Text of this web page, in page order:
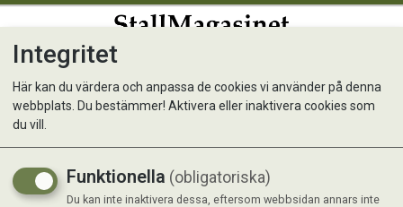
FFDog Turkey 400g
Integritet
Här kan du värdera och anpassa de cookies vi använder på denna
webbplats. Du bestämmer! Aktivera eller inaktivera cookies som
du vill.
Funktionella (obligatoriska)
Du kan inte inaktivera dessa, eftersom webbsidan annars inte